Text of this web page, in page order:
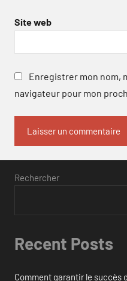
Site web
Enregistrer mon nom,
navigateur pour mon
Rechercher
Recent Posts
Comment garantir le succès